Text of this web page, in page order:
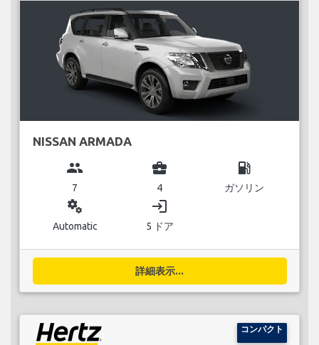
NISSAN ARMADA
group
7
business_center
4
local_gas_station
ガソリン
miscellaneous_services
Automatic
login
5 ドア
詳細表示...
コンパクト